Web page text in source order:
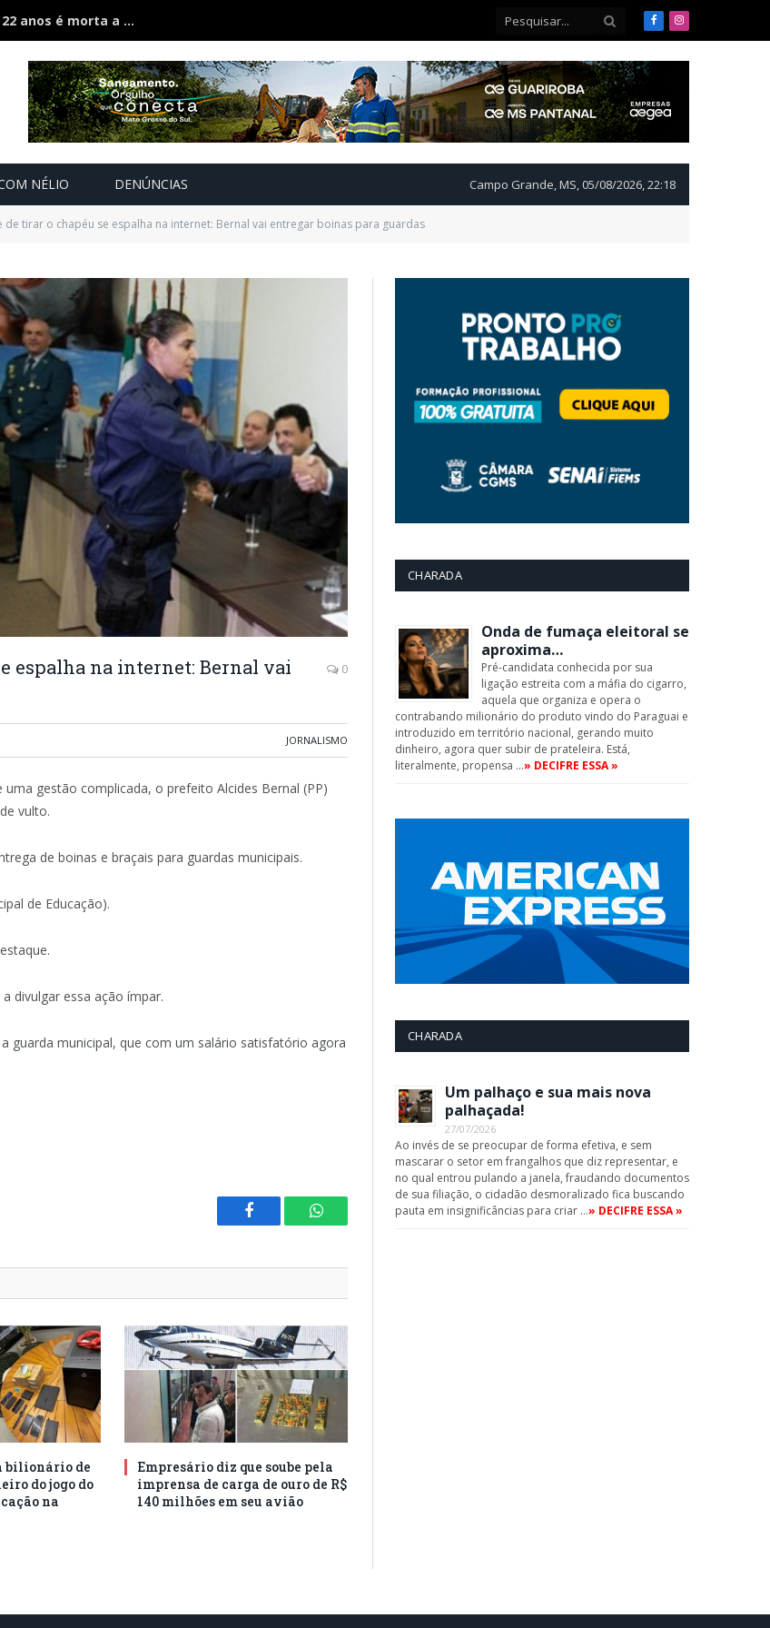
Ciúmes acaba em feminicídio: jovem de 22 anos é morta a facão pelo companheiro FacebookInstagram
NÉLIO DENÚNCIAS Campo Grande, MS, 05/08/2026, 22:18
tirar o chapéu se espalha na internet: Bernal vai entregar boinas para guardas
espalha na internet: Bernal vai
0
JORNALISMO
gestão complicada, o prefeito Alcides Bernal (PP)
vulto.
de boinas e braçais para guardas municipais.
de Educação).
divulgar essa ação ímpar.
guarda municipal, que com um salário satisfatório agora
Facebook WhatsApp
bilionário de
do jogo do
na
Empresário diz que soube pela
imprensa de carga de ouro de R$
140 milhões em seu avião
CHARADA
Onda de fumaça eleitoral se
aproxima…
Pré-candidata conhecida por sua
ligação estreita com a máfia do cigarro,
aquela que organiza e opera o
contrabando milionário do produto vindo do Paraguai e
introduzido em território nacional, gerando muito
dinheiro, agora quer subir de prateleira. Está,
literalmente, propensa …» DECIFRE ESSA »
CHARADA
Um palhaço e sua mais nova
palhaçada!
27/07/2026
Ao invés de se preocupar de forma efetiva, e sem
mascarar o setor em frangalhos que diz representar, e
no qual entrou pulando a janela, fraudando documentos
de sua filiação, o cidadão desmoralizado fica buscando
pauta em insignificâncias para criar …» DECIFRE ESSA »